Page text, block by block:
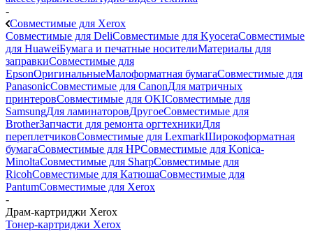
-
Совместимые для Xerox
Совместимые для DeliСовместимые для KyoceraСовместимые
для HuaweiБумага и печатные носителиМатериалы для
заправкиСовместимые для
EpsonОригинальныеМалоформатная бумагаСовместимые для
PanasonicСовместимые для CanonДля матричных
принтеровСовместимые для OKIСовместимые для
SamsungДля ламинаторовДругоеСовместимые для
BrotherЗапчасти для ремонта оргтехникиДля
переплетчиковСовместимые для LexmarkШирокоформатная
бумагаСовместимые для HPСовместимые для Konica-
MinoltaСовместимые для SharpСовместимые для
RicohСовместимые для КатюшаСовместимые для
PantumСовместимые для Xerox
-
Драм-картриджи Xerox
Тонер-картриджи Xerox